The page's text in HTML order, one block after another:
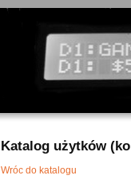
Katalog użytków
Wróc do katalogu